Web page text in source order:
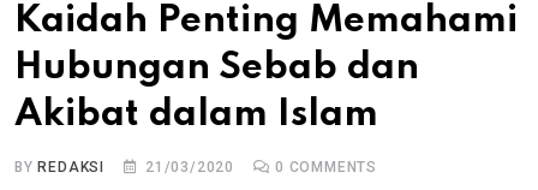
Kaidah Penting Memahami
Hubungan Sebab dan
Akibat dalam Islam
BYREDAKSI 21/03/2020 0 COMMENTS